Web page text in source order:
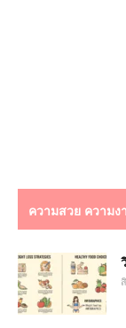
ความสวย ความง